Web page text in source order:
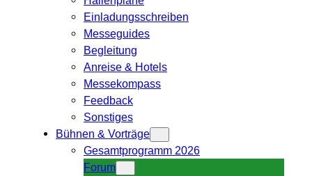
Einladungsschreiben
Messeguides
Begleitung
Anreise & Hotels
Messekompass
Feedback
Sonstiges
Bühnen & Vorträge
Gesamtprogramm 2026
Forum